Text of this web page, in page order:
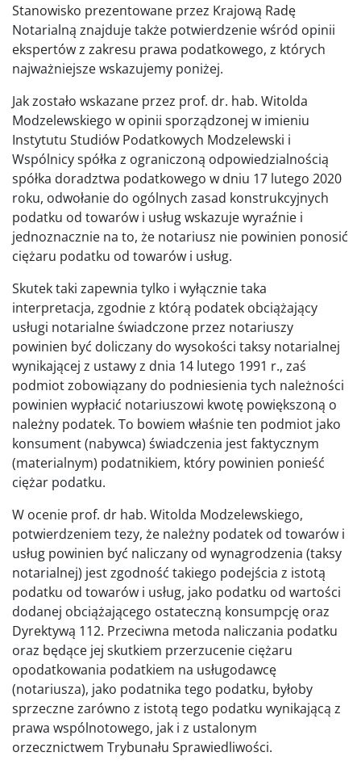
Stanowisko prezentowane przez Krajową Radę
Notarialną znajduje także potwierdzenie wśród opinii
ekspertów z zakresu prawa podatkowego, z których
najważniejsze wskazujemy poniżej.
Jak zostało wskazane przez prof. dr. hab. Witolda
Modzelewskiego w opinii sporządzonej w imieniu
Instytutu Studiów Podatkowych Modzelewski i
Wspólnicy spółka z ograniczoną odpowiedzialnością
spółka doradztwa podatkowego w dniu 17 lutego 2020
roku, odwołanie do ogólnych zasad konstrukcyjnych
podatku od towarów i usług wskazuje wyraźnie i
jednoznacznie na to, że notariusz nie powinien ponosić
ciężaru podatku od towarów i usług.
Skutek taki zapewnia tylko i wyłącznie taka
interpretacja, zgodnie z którą podatek obciążający
usługi notarialne świadczone przez notariuszy
powinien być doliczany do wysokości taksy notarialnej
wynikającej z ustawy z dnia 14 lutego 1991 r., zaś
podmiot zobowiązany do podniesienia tych należności
powinien wypłacić notariuszowi kwotę powiększoną o
należny podatek. To bowiem właśnie ten podmiot jako
konsument (nabywca) świadczenia jest faktycznym
(materialnym) podatnikiem, który powinien ponieść
ciężar podatku.
W ocenie prof. dr hab. Witolda Modzelewskiego,
potwierdzeniem tezy, że należny podatek od towarów i
usług powinien być naliczany od wynagrodzenia (taksy
notarialnej) jest zgodność takiego podejścia z istotą
podatku od towarów i usług, jako podatku od wartości
dodanej obciążającego ostateczną konsumpcję oraz
Dyrektywą 112. Przeciwna metoda naliczania podatku
oraz będące jej skutkiem przerzucenie ciężaru
opodatkowania podatkiem na usługodawcę
(notariusza), jako podatnika tego podatku, byłoby
sprzeczne zarówno z istotą tego podatku wynikającą z
prawa wspólnotowego, jak i z ustalonym
orzecznictwem Trybunału Sprawiedliwości.